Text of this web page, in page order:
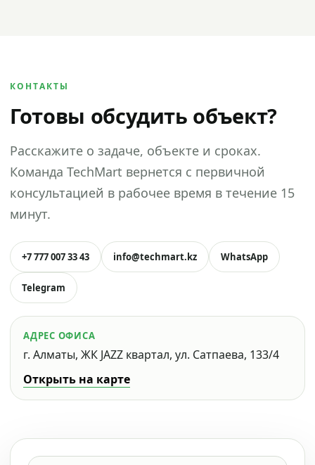
КОНТАКТЫ
Готовы обсудить объект?
Расскажите о задаче, объекте и сроках.
Команда TechMart вернется с первичной
консультацией в рабочее время в течение 15
минут.
+7 777 007 33 43 info@techmart.kz WhatsApp
Telegram
АДРЕС ОФИСА
г. Алматы, ЖК JAZZ квартал, ул. Сатпаева, 133/4
Открыть на карте